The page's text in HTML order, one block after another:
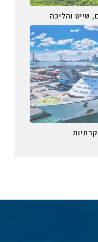
שייט והליכה